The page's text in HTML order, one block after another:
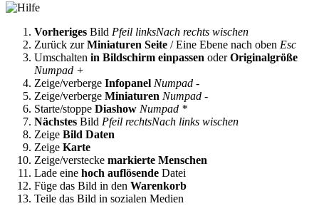
Vorheriges Bild Pfeil linksNach rechts wischen
Zurück zurMiniaturen Seite / Eine Ebene nach oben Esc
Umschalten in Bildschirm einpassen oderOriginalgröße
Numpad +
Zeige/verberge Infopanel Numpad -
Zeige/verberge Miniaturen Numpad -
Starte/stoppe Diashow Numpad *
Nächstes Bild Pfeil rechtsNach links wischen
Zeige Bild Daten
Zeige Karte
Zeige/verstecke markierte Menschen
Lade eine hoch auflösende Datei
Füge das Bild in den Warenkorb
Teile das Bild in sozialen Medien